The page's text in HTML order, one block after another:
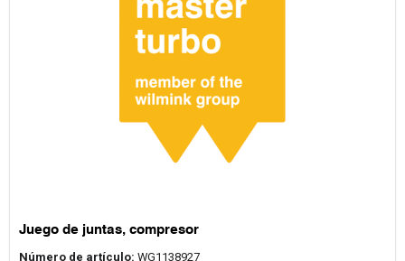
Juego de juntas, compresor
Número de artículo: WG1138927